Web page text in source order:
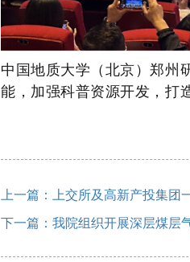
中国地质大学（北京）郑州
能，加强科普资源开发，打
上一篇：上交所及高新产投集团
下一篇：我院组织开展深层煤层